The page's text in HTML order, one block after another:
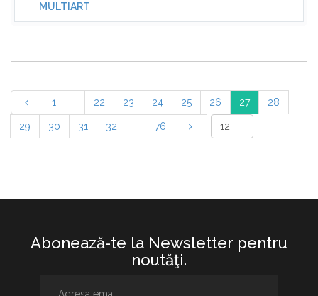
MULTIART
1 22 23 24 25 26 27 28
29 30 31 32 76
Abonează-te la Newsletter pentru
noutăţi.